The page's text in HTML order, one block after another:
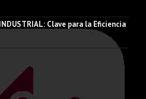
Clave para la Eficiencia